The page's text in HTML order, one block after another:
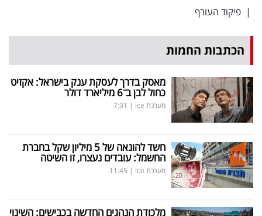
| פיקוד העורף
הכתבות החמות
מאסק בדרך לעסקת ענק בישראל: אקזיט
כחול לבן ב־6 מיליארד דולר
מערכת ice |
7:31
חשד להונאה של 5 מיליון שקל בחברת
החשמל: עובדים נעצרו, זו השיטה
מערכת ice |
11:45
מלכודת הנהגים החדשה בכבישים: השינוי